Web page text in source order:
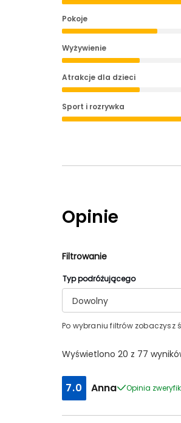
Pokoje
Wyżywienie
Atrakcje dla dzieci
Sport i rozrywka
Opinie
Filtrowanie
Typ podróżującego
Dowolny
Po wybraniu filtrów
Wyświetlono 20 z 77
7.0 Anna Opinia